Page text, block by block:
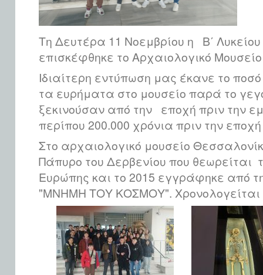
Τη Δευτέρα 11 Νοεμβρίου η Β΄
επισκέφθηκε το Αρχαιολογικό
Ιδιαίτερη εντύπωση μας έκανε το
τα ευρήματα στο μουσείο παρά το
ξεκινούσαν από την εποχή πριν την
περίπου 200.000 χρόνια πριν την
Στο αρχαιολογικό μουσείο
Πάπυρο του Δερβενίου που θεωρείται
Ευρώπης και το 2015 εγγράφηκε από
"ΜΝΗΜΗ ΤΟΥ ΚΟΣΜΟΥ". Χρονολογείται